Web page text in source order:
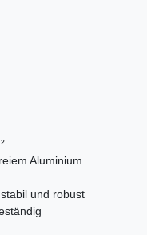
Aluminium
und robust